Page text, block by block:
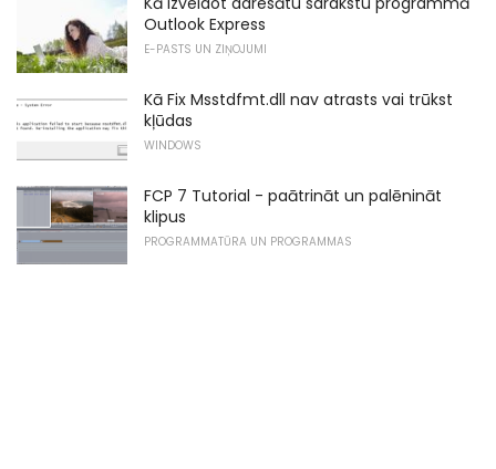
Outlook Express
E-PASTS UN ZIŅOJUMI
Kā Fix Msstdfmt.dll nav atrasts vai trūkst
kļūdas
WINDOWS
FCP 7 Tutorial - paātrināt un palēnināt
klipus
PROGRAMMATŪRA UN PROGRAMMAS